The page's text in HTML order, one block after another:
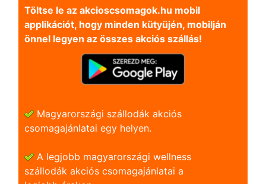
Töltse le az akcioscsomagok.hu mobil
applikációt, hogy minden kütyüjén, mobilján
önnel legyen az összes akciós szállás!
Magyarországi szállodák akciós
csomagajánlatai egy helyen.
A legjobb magyarországi wellness
szállodák akciós csomagajánlatai a